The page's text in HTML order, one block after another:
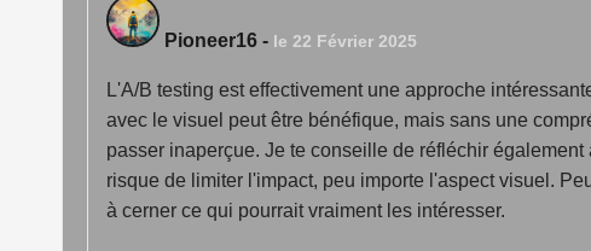
Pioneer16 - le 22 Février 2025
L'A/B testing est effectivement une approche
avec le visuel peut être bénéfique, mais sans une
passer inaperçue. Je te conseille de réfléchir
risque de limiter l'impact, peu importe l'aspect visuel.
à cerner ce qui pourrait vraiment les intéresser.